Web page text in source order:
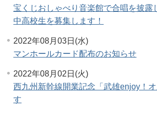
宝くじおしゃべり音楽館で合唱を披露
中高校生を募集します！
2022年08月03日(水)
マンホールカード配布のお知らせ
2022年08月02日(火)
西九州新幹線開業記念「武雄enjoy！
す